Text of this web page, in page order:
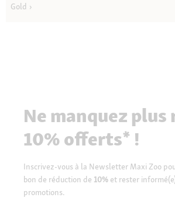
Gold
Ne manquez plus
10% offerts* !
Inscrivez-vous à la Newsletter Maxi Zoo
bon de réduction de 10% et rester
promotions.